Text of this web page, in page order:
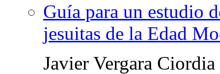
Guía para un estudio
jesuitas de la Edad
Javier Vergara Ciordia